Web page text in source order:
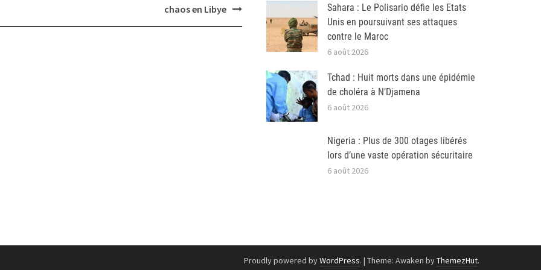
chaos en Libye
Sahara : Le Polisario défie les Etats
Unis en poursuivant ses attaques
contre le Maroc
6 août 2026
Tchad : Huit morts dans une épidémie
de choléra à N’Djamena
6 août 2026
Nigeria : Plus de 300 otages libérés
lors d’une vaste opération sécuritaire
6 août 2026
Proudly powered byWordPress. | Theme: Awaken byThemezHut.